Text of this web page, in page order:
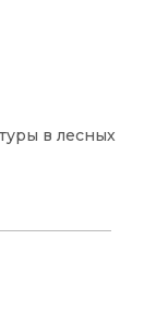
в лесных